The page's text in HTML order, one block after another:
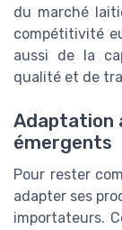
du marché
compétitivité
aussi de la
qualité et de
Adaptation
émergents
Pour rester
adapter ses
importateurs.